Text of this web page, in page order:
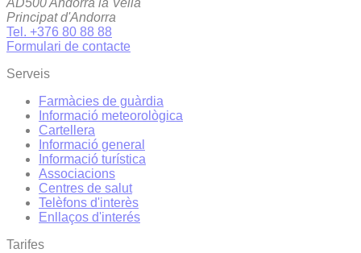
AD500 Andorra la Vella
Principat d'Andorra
Tel. +376 80 88 88
Formulari de contacte
Serveis
Farmàcies de guàrdia
Informació meteorològica
Cartellera
Informació general
Informació turística
Associacions
Centres de salut
Telèfons d'interès
Enllaços d'interés
Tarifes